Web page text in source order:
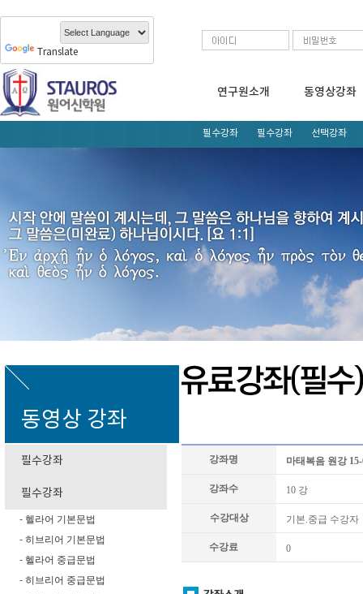
Translate
연구원소개 동영상강좌
필수강좌 필수강좌 선택강좌
동영상 강좌
필수강좌
필수강좌
- 헬라어 기본문법
- 히브리어 기본문법
- 헬라어 중급문법
- 히브리어 중급문법
강좌명 마태복음 원강
강좌수 10 강
수강대상 기본.중급 수강자
수강료 0